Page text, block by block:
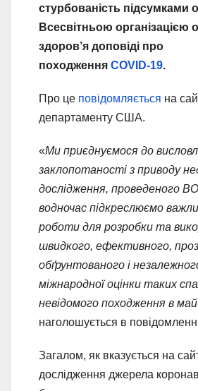
стурбованість підсумками
Всесвітньою організацією
здоров’я доповіді про
походження COVID-19.
Про це повідомляється на
департаменту США.
«Ми приєднуємося до
заклопотаності з приводу
дослідження, проведеного
водночас підкреслюємо
роботи для розробки та
швидкого, ефективного,
обґрунтованого і
міжнародної оцінки таких
невідомого походження в
наголошується в
Загалом, як вказується на
дослідження джерела